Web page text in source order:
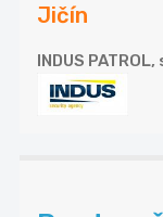
Jičín
INDUS